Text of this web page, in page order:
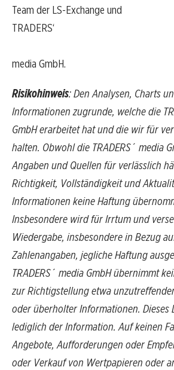
Team der LS-Exchange und
TRADERS‘
media GmbH.
Risikohinweis: Den Analysen, Charts
Informationen zugrunde, welche die
GmbH erarbeitet hat und die wir für
halten. Obwohl die TRADERS´ media
Angaben und Quellen für verlässlich
Richtigkeit, Vollständigkeit und
Informationen keine Haftung
Insbesondere wird für Irrtum und
Wiedergabe, insbesondere in Bezug
Zahlenangaben, jegliche Haftung
TRADERS´ media GmbH übernimmt
zur Richtigstellung etwa
oder überholter Informationen. Dieses
lediglich der Information. Auf keinen
Angebote, Aufforderungen oder
oder Verkauf von Wertpapieren oder